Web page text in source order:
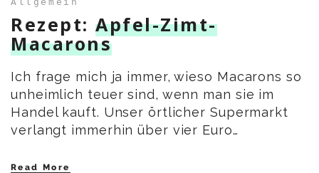
Rezept: Apfel-Zimt-
Macarons
Ich frage mich ja immer, wieso Macarons so
unheimlich teuer sind, wenn man sie im
Handel kauft. Unser örtlicher Supermarkt
verlangt immerhin über vier Euro…
Read More